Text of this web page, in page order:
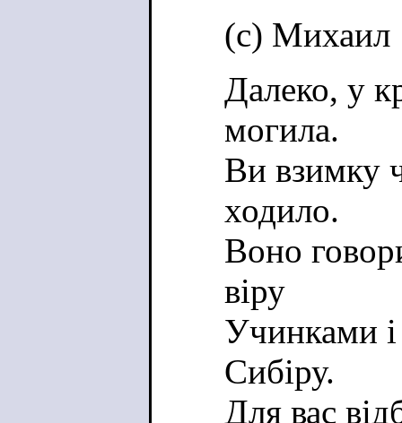
(c) Михаил
Далеко, у
могила.
Ви взимку
ходило.
Воно
віру
Учинками
Сибіру.
Для вас